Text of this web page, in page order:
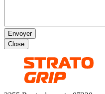
Envoyer
Close